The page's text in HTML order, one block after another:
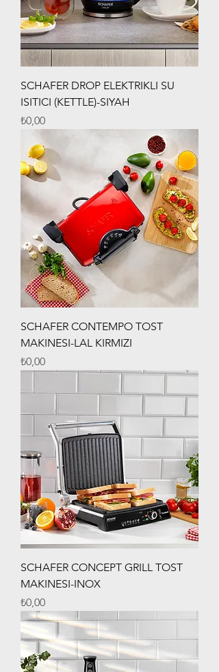
SCHAFER DROP ELEKTRIKLI SU
ISITICI (KETTLE)-SIYAH
Fiyat
₺0,00
SCHAFER CONTEMPO TOST
MAKINESI-LAL KIRMIZI
Fiyat
₺0,00
SCHAFER CONCEPT GRILL TOST
MAKINESI-INOX
Fiyat
₺0,00